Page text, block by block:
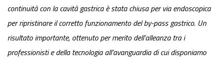
continuità con la cavità gastrica è stata chiusa per via endoscopica
per ripristinare il corretto funzionamento del by-pass gastrico. Un
risultato importante, ottenuto per merito dell’alleanza tra i
professionisti e della tecnologia all’avanguardia di cui disponiamo